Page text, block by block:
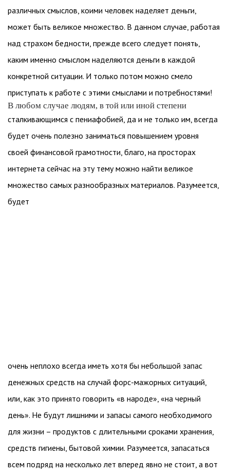
различных смыслов, коими человек наделяет деньги,
может быть великое множество. В данном случае, работая
над страхом бедности, прежде всего следует понять,
каким именно смыслом наделяются деньги в каждой
конкретной ситуации. И только потом можно смело
приступать к работе с этими смыслами и потребностями!
В любом случае людям, в той или иной степени
сталкивающимся с пениафобией, да и не только им, всегда
будет очень полезно заниматься повышением уровня
своей финансовой грамотности, благо, на просторах
интернета сейчас на эту тему можно найти великое
множество самых разнообразных материалов. Разумеется,
будет
очень неплохо всегда иметь хотя бы небольшой запас
денежных средств на случай форс-мажорных ситуаций,
или, как это принято говорить «в народе», «на черный
день». Не будут лишними и запасы самого необходимого
для жизни – продуктов с длительными сроками хранения,
средств гигиены, бытовой химии. Разумеется, запасаться
всем подряд на несколько лет вперед явно не стоит, а вот